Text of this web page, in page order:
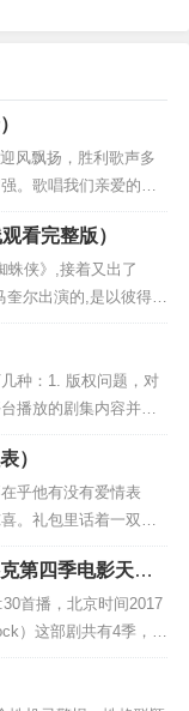
风飘扬，胜利歌声多
。歌唱我们亲爱的祖
过奔腾的黄河长江...
看完整版）
蛛侠》,接着又出了
奎尔出演的,是以彼得帕
蛛侠》是一部于200
种：1. 版权问题，对
播放的剧集内容并没
题材问题，《匆匆那
）
乎他有没有爱情表
。礼包里话着一双崭
弃的旱冰鞋－－两人
第四季电影天
首播，北京时间2017
）这部剧共有4季，每